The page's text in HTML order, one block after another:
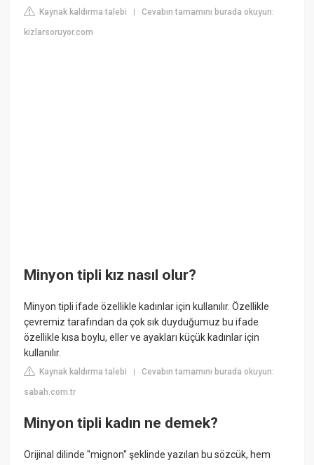
Kaynak kaldırma talebi |Cevabın tamamını burada okuyun:
kizlarsoruyor.com
Minyon tipli kız nasıl olur?
Minyon tipli ifade özellikle kadınlar için kullanılır. Özellikle
çevremiz tarafından da çok sık duyduğumuz bu ifade
özellikle kısa boylu, eller ve ayakları küçük kadınlar için
kullanılır.
Kaynak kaldırma talebi |Cevabın tamamını burada okuyun:
sabah.com.tr
Minyon tipli kadın ne demek?
Orijinal dilinde ''mignon'' şeklinde yazılan bu sözcük, hem